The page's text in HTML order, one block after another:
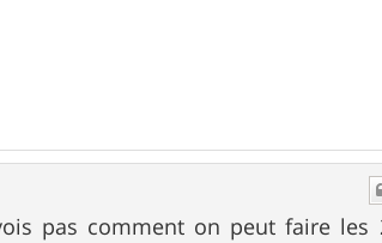
pas comment on peut faire les